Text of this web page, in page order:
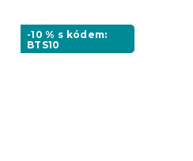
-10 % s kódem:
BTS10